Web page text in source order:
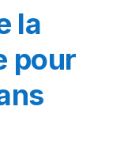
la
pour